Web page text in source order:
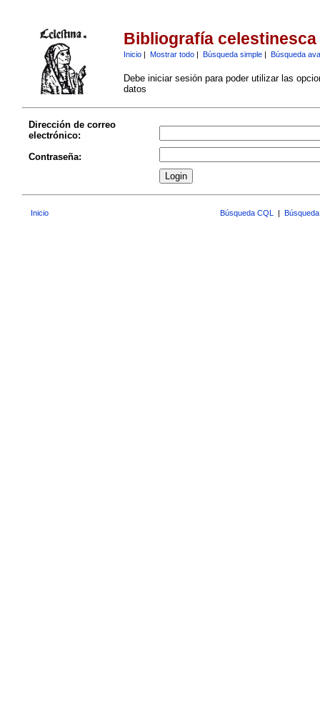
Bibliografía celestinesca
Inicio| Mostrar todo| Búsqueda simple| Búsqueda
Debe iniciar sesión para poder utilizar las
datos
Dirección de correo
electrónico:
Contraseña:
Inicio Búsqueda CQL |